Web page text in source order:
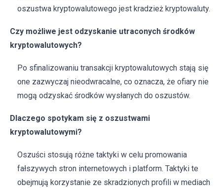
oszustwa kryptowalutowego jest kradzież kryptowaluty.
Czy możliwe jest odzyskanie utraconych środków
kryptowalutowych?
Po sfinalizowaniu transakcji kryptowalutowych stają się
one zazwyczaj nieodwracalne, co oznacza, że ofiary nie
mogą odzyskać środków wysłanych do oszustów.
Dlaczego spotykam się z oszustwami
kryptowalutowymi?
Oszuści stosują różne taktyki w celu promowania
fałszywych stron internetowych i platform. Taktyki te
obejmują korzystanie ze skradzionych profili w mediach